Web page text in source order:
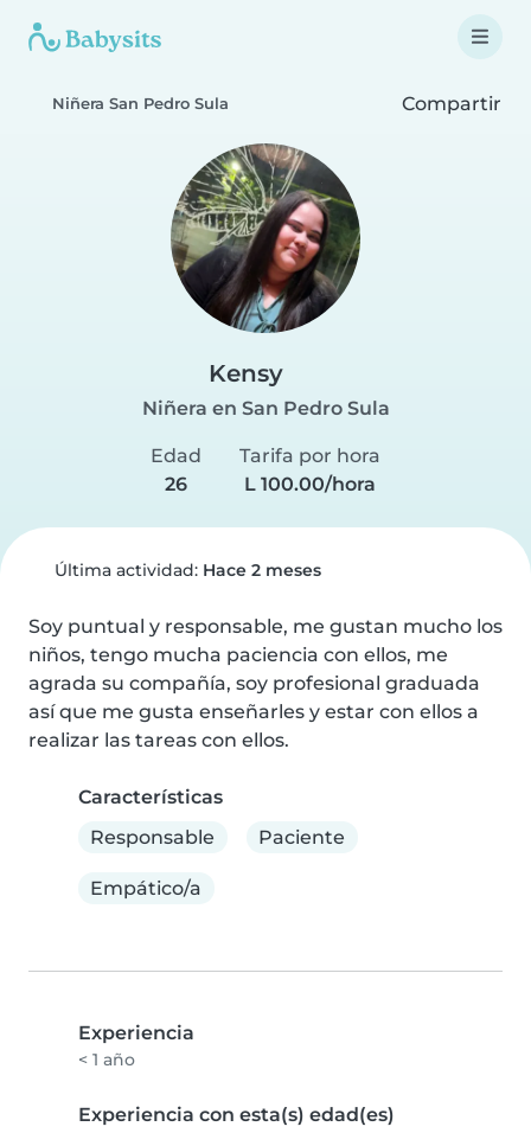
Niñera San Pedro Sula Compartir
Kensy
Niñera en San Pedro Sula
Edad
26
Tarifa por hora
L 100.00/hora
Última actividad: Hace 2 meses
Soy puntual y responsable, me gustan mucho los
niños, tengo mucha paciencia con ellos, me
agrada su compañía, soy profesional graduada
así que me gusta enseñarles y estar con ellos a
realizar las tareas con ellos.
Características
Responsable
Paciente
Empático/a
Experiencia
< 1 año
Experiencia con esta(s) edad(es)